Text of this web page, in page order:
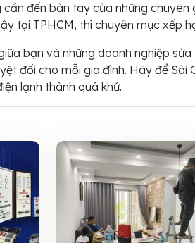
đến bàn tay của những
tại TPHCM, thì chuyên mục xếp
bạn và những doanh nghiệp
đối cho mỗi gia đình. Hãy để
lạnh thành quá khứ.